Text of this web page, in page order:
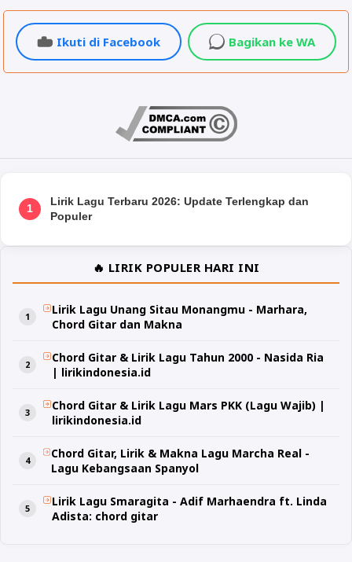
Ikuti di Facebook Bagikan ke WA
1
Lirik Lagu Terbaru 2026: Update Terlengkap dan
Populer
🔥 LIRIK POPULER HARI INI
Lirik Lagu Unang Sitau Monangmu - Marhara,
Chord Gitar dan Makna
Chord Gitar & Lirik Lagu Tahun 2000 - Nasida Ria
| lirikindonesia.id
Chord Gitar & Lirik Lagu Mars PKK (Lagu Wajib) |
lirikindonesia.id
Chord Gitar, Lirik & Makna Lagu Marcha Real -
Lagu Kebangsaan Spanyol
Lirik Lagu Smaragita - Adif Marhaendra ft. Linda
Adista: chord gitar